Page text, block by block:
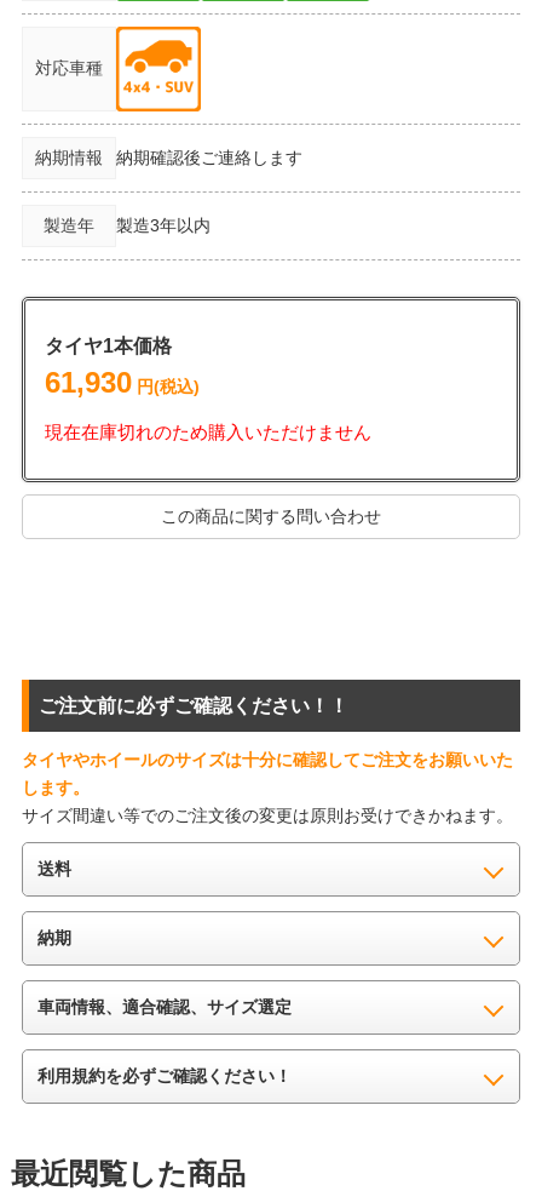
対応車種
納期情報 納期確認後ご連絡します
製造年 製造3年以内
タイヤ1本価格
61,930円(税込)
現在在庫切れのため購入いただけません
この商品に関する問い合わせ
ご注文前に必ずご確認ください！！
タイヤやホイールのサイズは十分に確認してご注文をお願いいた
します。
サイズ間違い等でのご注文後の変更は原則お受けできかねます。
送料
納期
車両情報、適合確認、サイズ選定
利用規約を必ずご確認ください！
最近閲覧した商品